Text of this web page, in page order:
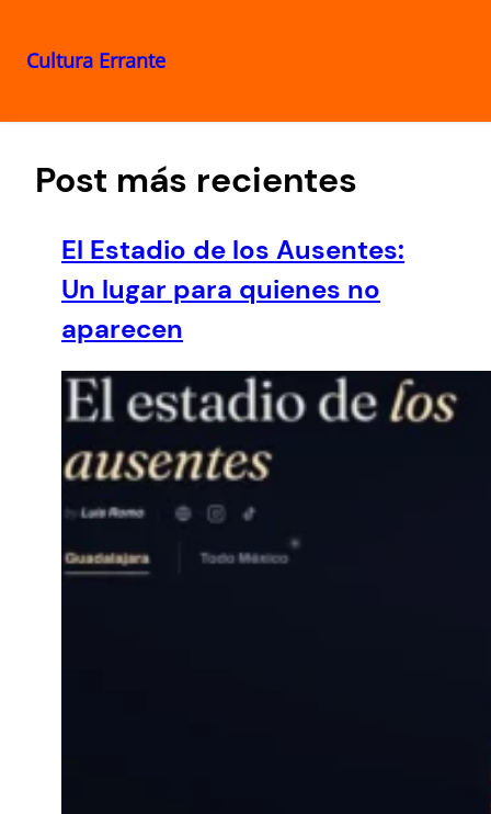
al
Cultura Errante
Post más recientes
El Estadio de los Ausentes:
Un lugar para quienes no
aparecen